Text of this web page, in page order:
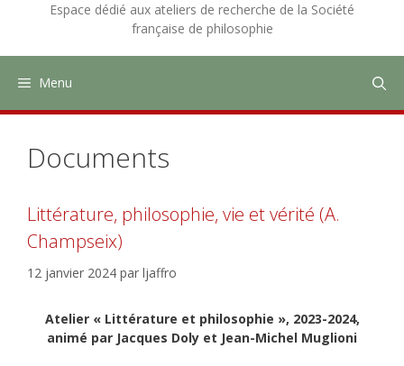
Espace dédié aux ateliers de recherche de la Société
française de philosophie
Menu
Documents
Littérature, philosophie, vie et vérité (A.
Champseix)
12 janvier 2024 par ljaffro
Atelier « Littérature et philosophie », 2023-2024,
animé par Jacques Doly et Jean-Michel Muglioni